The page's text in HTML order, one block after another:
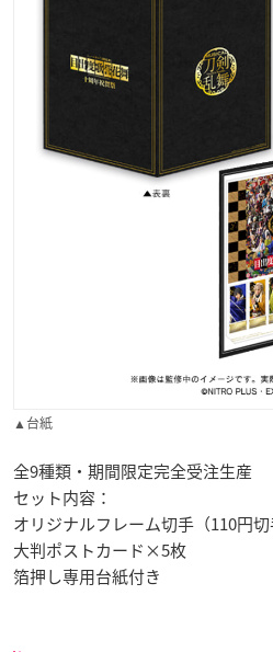
▲台紙
全9種類・期間限定完全受注生産
セット内容：
オリジナルフレーム切手（110円切
大判ポストカード×5枚
箔押し専用台紙付き